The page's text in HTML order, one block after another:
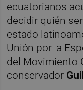
ecuatorianos
decidir quién
estado
Unión por la
del Movimiento
conservador